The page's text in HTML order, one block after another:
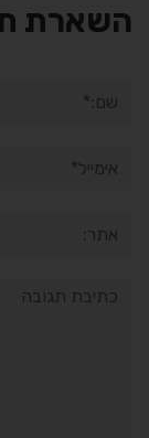
השארת